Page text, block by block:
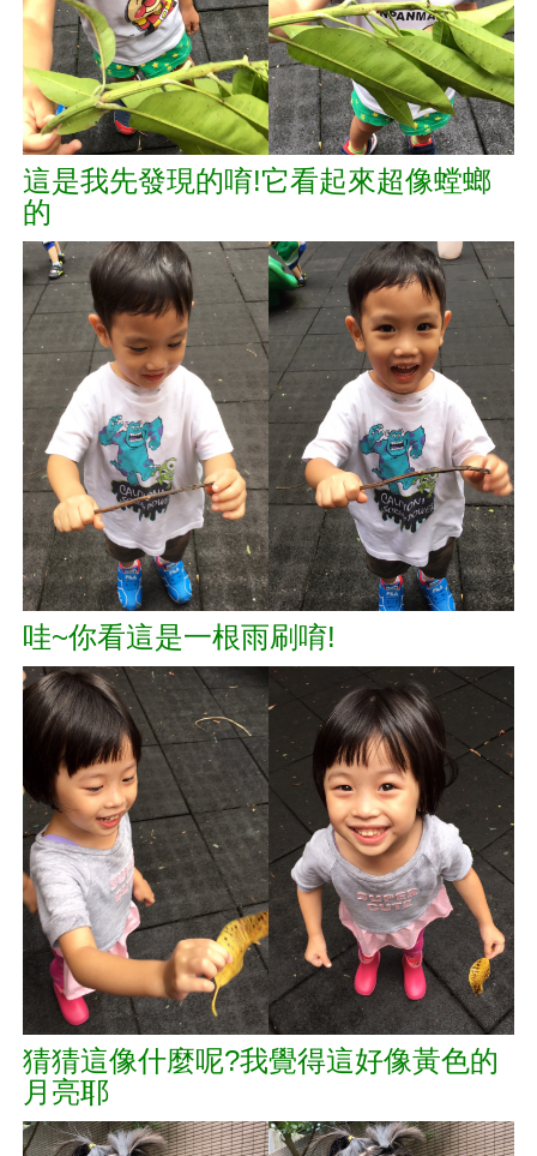
這是我先發現的唷!它看起來超像螳螂
的
哇~你看這是一根雨刷唷!
猜猜這像什麼呢?我覺得這好像黃色的
月亮耶